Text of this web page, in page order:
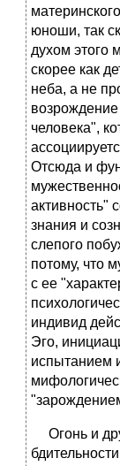
юноши, так
духом этого
скорее как
неба, а не
человека",
Отсюда и
активность"
знания и
слепого
потому, что
с ее
индивид
Эго,
испытанием
Огонь и